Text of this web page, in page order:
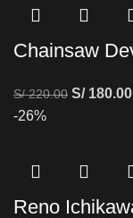
Chainsaw
S/220.00 S/180.00
-26%
Reno